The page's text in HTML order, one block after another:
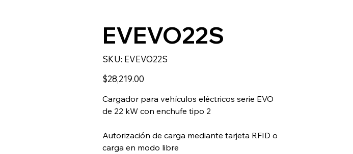
EVEVO22S
SKU: SKU
EVEVO22S
EVEVO22S
Precio
$28,219.00
Cargador para vehículos eléctricos serie EVO
de 22 kW con enchufe tipo 2
Autorización de carga mediante tarjeta RFID o
carga en modo libre